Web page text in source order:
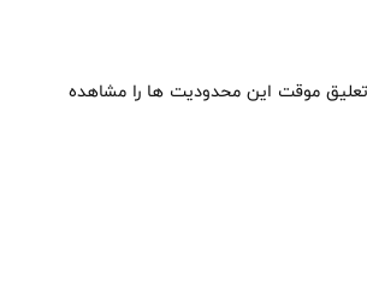
تعلیق موقت این محدودیت ها را مشاهده